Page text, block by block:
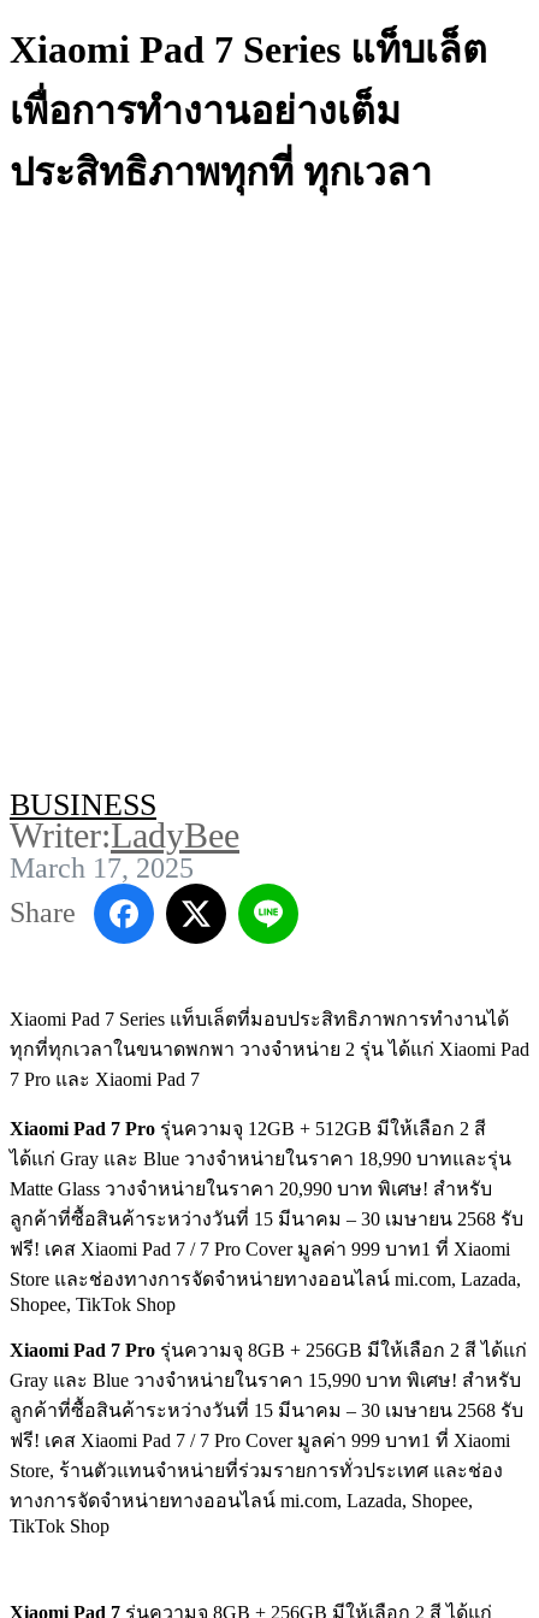
Xiaomi Pad 7 Series แท็บเล็ต
เพื่อการทำงานอย่างเต็ม
ประสิทธิภาพทุกที่ ทุกเวลา
BUSINESS
Writer:LadyBee
March 17, 2025
Share
Xiaomi Pad 7 Series แท็บเล็ตที่มอบประสิทธิภาพการทำงานได้
ทุกที่ทุกเวลาในขนาดพกพา วางจำหน่าย 2 รุ่น ได้แก่ Xiaomi Pad
7 Pro และ Xiaomi Pad 7
Xiaomi Pad 7 Pro รุ่นความจุ 12GB + 512GB มีให้เลือก 2 สี
ได้แก่ Gray และ Blue วางจำหน่ายในราคา 18,990 บาทและรุ่น
Matte Glass วางจำหน่ายในราคา 20,990 บาท พิเศษ! สำหรับ
ลูกค้าที่ซื้อสินค้าระหว่างวันที่ 15 มีนาคม – 30 เมษายน 2568 รับ
ฟรี! เคส Xiaomi Pad 7 / 7 Pro Cover มูลค่า 999 บาท1 ที่ Xiaomi
Store และช่องทางการจัดจำหน่ายทางออนไลน์ mi.com, Lazada,
Shopee, TikTok Shop
Xiaomi Pad 7 Pro รุ่นความจุ 8GB + 256GB มีให้เลือก 2 สี ได้แก่
Gray และ Blue วางจำหน่ายในราคา 15,990 บาท พิเศษ! สำหรับ
ลูกค้าที่ซื้อสินค้าระหว่างวันที่ 15 มีนาคม – 30 เมษายน 2568 รับ
ฟรี! เคส Xiaomi Pad 7 / 7 Pro Cover มูลค่า 999 บาท1 ที่ Xiaomi
Store, ร้านตัวแทนจำหน่ายที่ร่วมรายการทั่วประเทศ และช่อง
ทางการจัดจำหน่ายทางออนไลน์ mi.com, Lazada, Shopee,
TikTok Shop
Xiaomi Pad 7 รุ่นความจุ 8GB + 256GB มีให้เลือก 2 สี ได้แก่